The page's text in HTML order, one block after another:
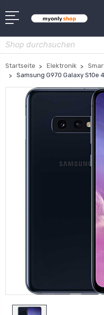
Suche
Startseite Elektronik
Samsung G970 Galaxy S10e